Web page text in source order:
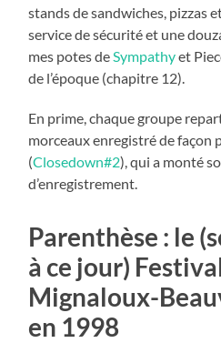
stands de sandwiches, pizzas
service de sécurité et une
mes potes deSympathyet
de l’époque (chapitre 12).
En prime, chaque groupe
morceaux enregistré de façon
(Closedown#2), qui a monté
d’enregistrement.
Parenthèse : le
à ce jour)
Mignaloux-
en 1998